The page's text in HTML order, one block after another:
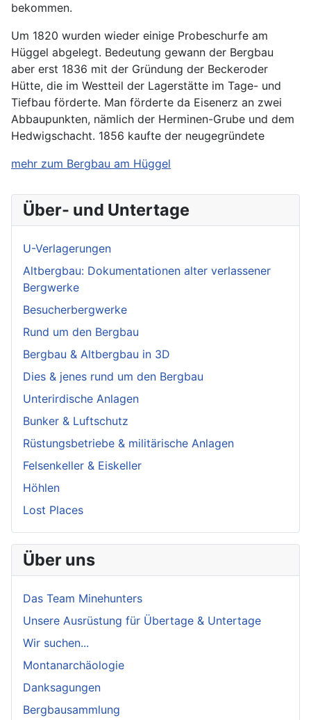
bekommen.
Um 1820 wurden wieder einige Probeschurfe am
Hüggel abgelegt. Bedeutung gewann der Bergbau
aber erst 1836 mit der Gründung der Beckeroder
Hütte, die im Westteil der Lagerstätte im Tage- und
Tiefbau förderte. Man förderte da Eisenerz an zwei
Abbaupunkten, nämlich der Herminen-Grube und dem
Hedwigschacht. 1856 kaufte der neugegründete
mehr zum Bergbau am Hüggel
Über- und Untertage
U-Verlagerungen
Altbergbau: Dokumentationen alter verlassener
Bergwerke
Besucherbergwerke
Rund um den Bergbau
Bergbau & Altbergbau in 3D
Dies & jenes rund um den Bergbau
Unterirdische Anlagen
Bunker & Luftschutz
Rüstungsbetriebe & militärische Anlagen
Felsenkeller & Eiskeller
Höhlen
Lost Places
Über uns
Das Team Minehunters
Unsere Ausrüstung für Übertage & Untertage
Wir suchen...
Montanarchäologie
Danksagungen
Bergbausammlung